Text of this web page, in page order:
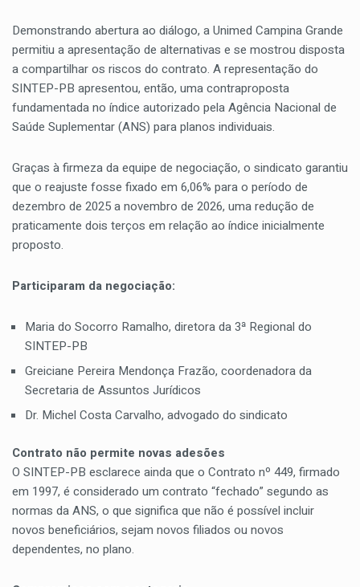
Demonstrando abertura ao diálogo, a Unimed Campina Grande
permitiu a apresentação de alternativas e se mostrou disposta
a compartilhar os riscos do contrato. A representação do
SINTEP-PB apresentou, então, uma contraproposta
fundamentada no índice autorizado pela Agência Nacional de
Saúde Suplementar (ANS) para planos individuais.
Graças à firmeza da equipe de negociação, o sindicato garantiu
que o reajuste fosse fixado em 6,06% para o período de
dezembro de 2025 a novembro de 2026, uma redução de
praticamente dois terços em relação ao índice inicialmente
proposto.
Participaram da negociação:
Maria do Socorro Ramalho, diretora da 3ª Regional do
SINTEP-PB
Greiciane Pereira Mendonça Frazão, coordenadora da
Secretaria de Assuntos Jurídicos
Dr. Michel Costa Carvalho, advogado do sindicato
Contrato não permite novas adesões
O SINTEP-PB esclarece ainda que o Contrato nº 449, firmado
em 1997, é considerado um contrato “fechado” segundo as
normas da ANS, o que significa que não é possível incluir
novos beneficiários, sejam novos filiados ou novos
dependentes, no plano.